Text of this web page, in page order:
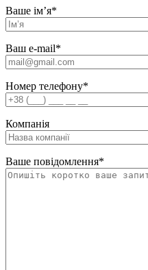
Ваше ім’я*
Ваш e-mail*
Номер телефону*
Компанія
Ваше повідомлення*